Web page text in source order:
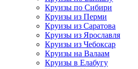
Круизы по Сибири
Круизы из Перми
Круизы из Саратова
Круизы из Ярославля
Круизы из Чебоксар
Круизы на Валаам
Круизы в Елабугу